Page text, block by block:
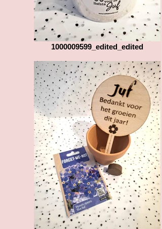
1000009599_edited_edited